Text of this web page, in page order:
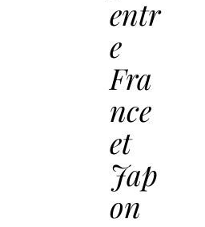
entr
e
Fra
nce
et
Jap
on